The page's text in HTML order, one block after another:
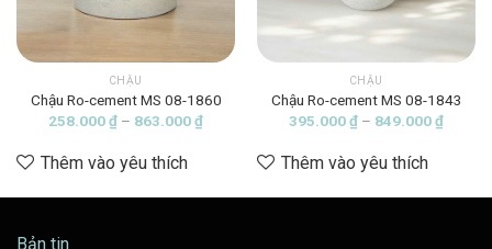
CHẬU
Chậu Ro-cement MS 08-1860
258.000₫ – 863.000₫Khoảng
258.000 ₫
Thêm vào yêu thích
CHẬU
Chậu Ro-cement MS 08-1843
395.000₫ – 849.000₫Khoảng
Thêm vào yêu thích
₫
Bản tin